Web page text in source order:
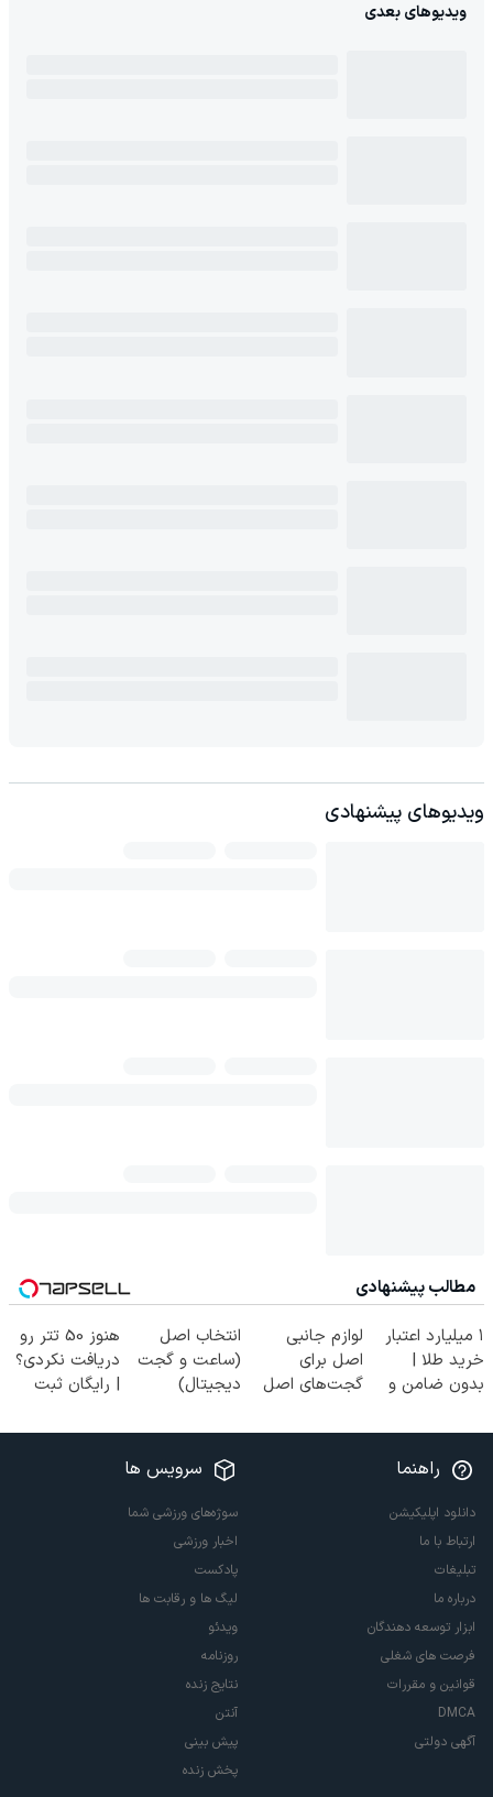
ویدیوهای بعدی
ویدیوهای پیشنهادی
مطالب پیشنهادی
۱ میلیارد اعتبار
خرید طلا |
بدون ضامن و
لوازم جانبی
اصل برای
گجت‌های اصل
انتخاب اصل
(ساعت و گجت
دیجیتال)
هنوز 50 تتر رو
دریافت نکردی؟
| رایگان ثبت
شروع کن!
راهنما
دانلود اپلیکیشن
ارتباط با ما
تبلیغات
درباره ما
ابزار توسعه دهندگان
فرصت های شغلی
قوانین و مقررات
DMCA
آگهی دولتی
سرویس ها
سوژه‌های ورزشی شما
اخبار ورزشی
پادکست
لیگ ها و رقابت ها
ویدئو
روزنامه
نتایج زنده
آنتن
پیش بینی
پخش زنده